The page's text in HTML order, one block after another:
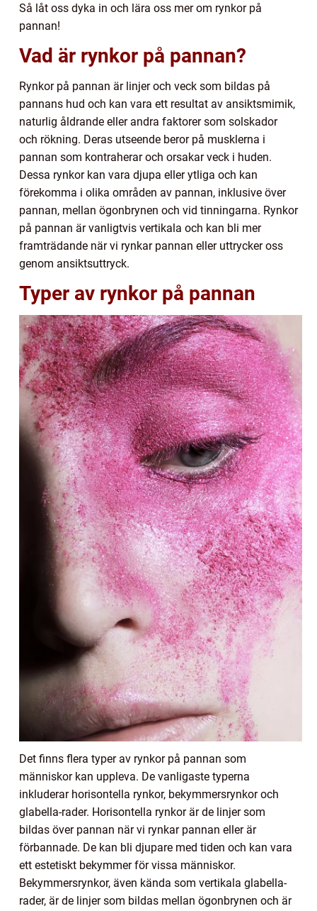
Så låt oss dyka in och lära oss mer om rynkor på
pannan!
Vad är rynkor på pannan?
Rynkor på pannan är linjer och veck som bildas på
pannans hud och kan vara ett resultat av ansiktsmimik,
naturlig åldrande eller andra faktorer som solskador
och rökning. Deras utseende beror på musklerna i
pannan som kontraherar och orsakar veck i huden.
Dessa rynkor kan vara djupa eller ytliga och kan
förekomma i olika områden av pannan, inklusive över
pannan, mellan ögonbrynen och vid tinningarna. Rynkor
på pannan är vanligtvis vertikala och kan bli mer
framträdande när vi rynkar pannan eller uttrycker oss
genom ansiktsuttryck.
Typer av rynkor på pannan
Det finns flera typer av rynkor på pannan som
människor kan uppleva. De vanligaste typerna
inkluderar horisontella rynkor, bekymmersrynkor och
glabella-rader. Horisontella rynkor är de linjer som
bildas över pannan när vi rynkar pannan eller är
förbannade. De kan bli djupare med tiden och kan vara
ett estetiskt bekymmer för vissa människor.
Bekymmersrynkor, även kända som vertikala glabella-
rader, är de linjer som bildas mellan ögonbrynen och är